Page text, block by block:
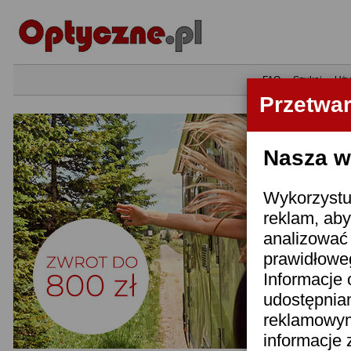
Nasza
reklam,
Informacje
informacje
•FAQ•Szukaj•